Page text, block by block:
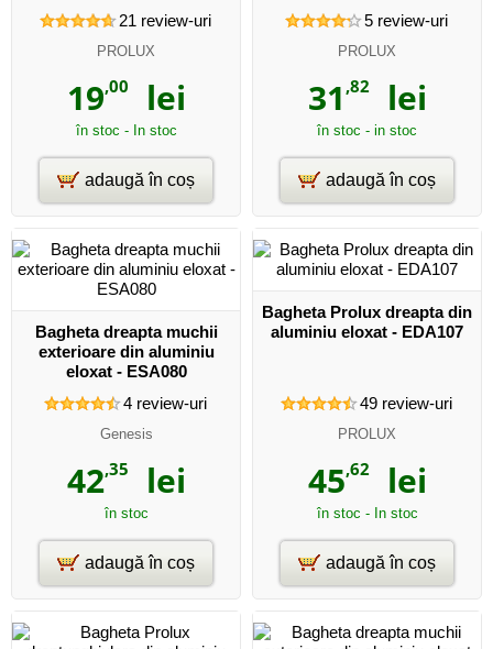
21 review-uri
PROLUX
19,00 lei
în stoc - In stoc
adaugă în coș
5review-uri
PROLUX
31 ,82lei
în stoc - in stoc
adaugă în coș
Bagheta dreapta muchii
exterioare din aluminiu
eloxat - ESA080
4review-uri
Genesis
42,35 lei
în stoc
adaugă în coș
Bagheta Prolux dreapta din
aluminiu eloxat - EDA107
49review-uri
PROLUX
45,62lei
în stoc - In stoc
adaugă în coș